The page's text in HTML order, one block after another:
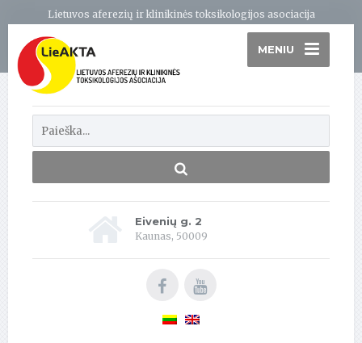
Lietuvos aferezių ir klinikinės toksikologijos asociacija
MENIU
Eivenių g. 2
Kaunas, 50009